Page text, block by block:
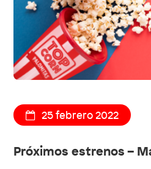
25 febrero 2022
Próximos estrenos –